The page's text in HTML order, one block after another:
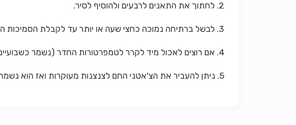
2. לחתוך את התאנים לרבעים ולהוסיף לסיר.
3. לבשל ברתיחה נמוכה כחצי שעה או יותר עד לקבלת הסמיכות הרצויה.
4. אם רוצים לאכול מיד לקרר לטמפרטורות החדר (נשמר כשבועיים במקרר).
5. ניתן להעביר את הצ'אטני החם לצנצנות מעוקרות ואז הוא נשמר כשנה.